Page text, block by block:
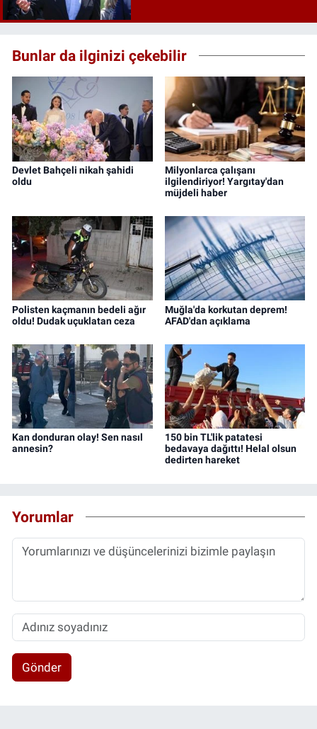
Bunlar da ilginizi çekebilir
Devlet Bahçeli nikah şahidi
oldu
Milyonlarca çalışanı
ilgilendiriyor! Yargıtay'dan
müjdeli haber
Polisten kaçmanın bedeli ağır
oldu! Dudak uçuklatan ceza
Muğla'da korkutan deprem!
AFAD'dan açıklama
Kan donduran olay! Sen nasıl
annesin?
150 bin TL'lik patatesi
bedavaya dağıttı! Helal olsun
dedirten hareket
Yorumlar
Gönder